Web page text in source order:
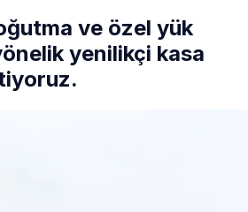
ve özel yük
yenilikçi kasa